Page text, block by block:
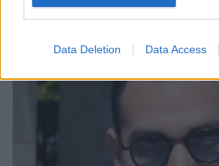
Data Deletion Data Access